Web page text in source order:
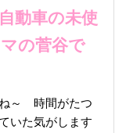
動車の未使
の菅谷で
ね～ 時間がたつ
いた気がします